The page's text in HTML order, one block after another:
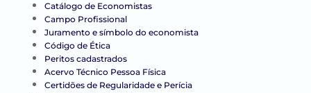
Catálogo de Economistas
Campo Profissional
Juramento e símbolo do economista
Código de Ética
Peritos cadastrados
Acervo Técnico Pessoa Física
Certidões de Regularidade e Perícia